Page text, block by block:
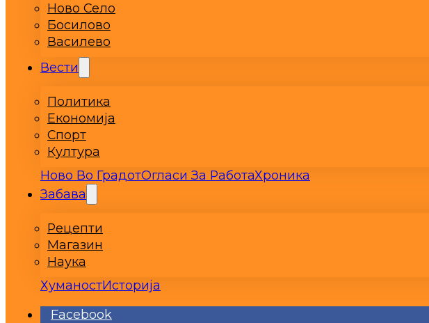
Ново Село
Босилово
Василево
Вести
Политика
Економија
Спорт
Култура
Ново Во ГрадотОгласи За РаботаХроника
Забава
Рецепти
Магазин
Наука
ХуманостИсторија
Facebook